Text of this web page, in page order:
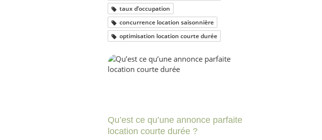
taux d’occupation
concurrence location saisonnière
optimisation location courte durée
Qu’est ce qu’une annonce parfaite
location courte durée ?